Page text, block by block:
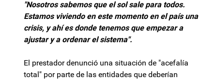
"Nosotros sabemos que el sol sale para todos.
Estamos viviendo en este momento en el país una
crisis, y ahí es donde tenemos que empezar a
ajustar y a ordenar el sistema".
El prestador denunció una situación de "acefalía
total" por parte de las entidades que deberían